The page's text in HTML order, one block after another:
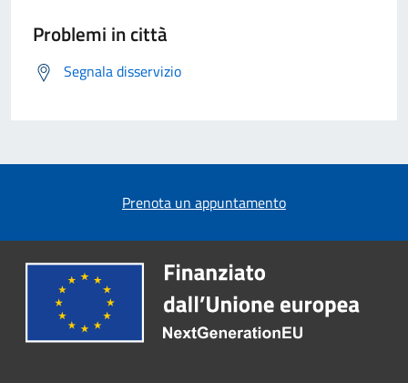
Problemi in città
Segnala disservizio
Prenota un appuntamento